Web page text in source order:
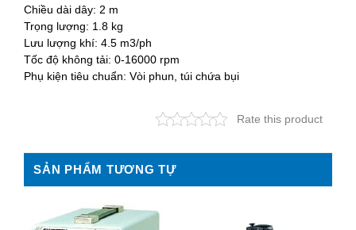
Chiều dài dây: 2 m
Trọng lượng: 1.8 kg
Lưu lượng khí: 4.5 m3/ph
Tốc độ không tải: 0-16000 rpm
Phụ kiện tiêu chuẩn: Vòi phun, túi chứa bụi
Rate this product
SẢN PHẨM TƯƠNG TỰ